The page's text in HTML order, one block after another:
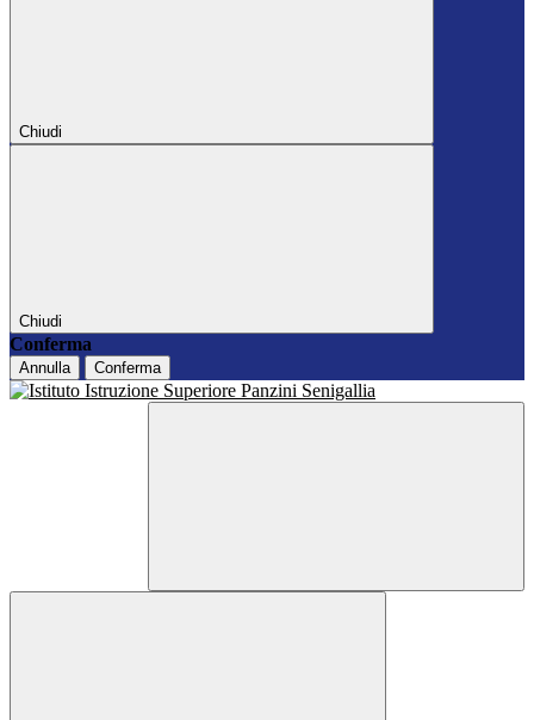
Chiudi
Chiudi
Conferma
Annulla Conferma